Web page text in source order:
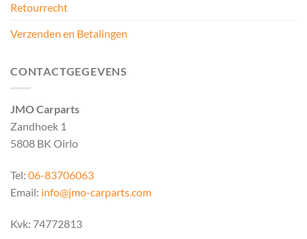
Retourrecht
Verzenden en Betalingen
CONTACTGEGEVENS
JMO Carparts
Zandhoek 1
5808 BK Oirlo
Tel: 06-83706063
Email: info@jmo-carparts.com
Kvk: 74772813